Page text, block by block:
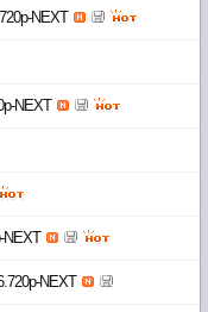
NEXT
NEXT
NEXT
NEXT